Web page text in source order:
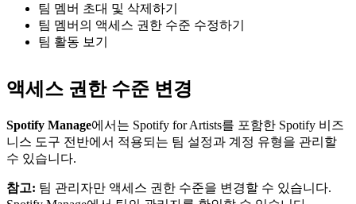
팀 멤버 초대 및 삭제하기
팀 멤버의 액세스 권한 수준 수정하기
팀 활동 보기
액세스 권한 수준 변경
Spotify Manage에서는 Spotify for Artists를 포함한 Spotify 비즈
니스 도구 전반에서 적용되는 팀 설정과 계정 유형을 관리할
수 있습니다.
참고: 팀 관리자만 액세스 권한 수준을 변경할 수 있습니다.